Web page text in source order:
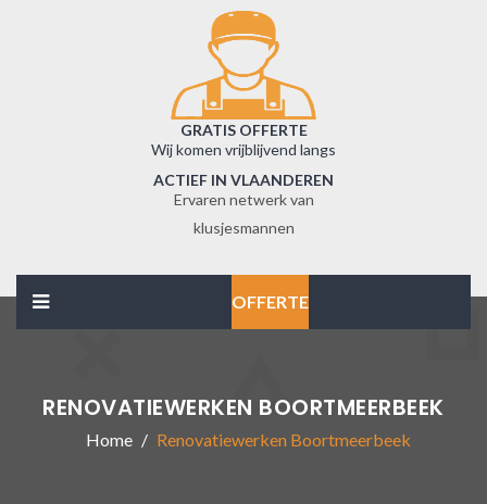
GRATIS OFFERTE
Wij komen vrijblijvend langs
ACTIEF IN VLAANDEREN
Ervaren netwerk van
klusjesmannen
OFFERTE
RENOVATIEWERKEN BOORTMEERBEEK
Home Renovatiewerken Boortmeerbeek